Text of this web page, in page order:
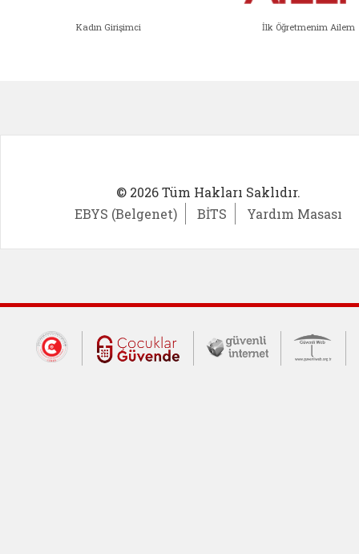
Kadın Girişimci İlk Öğretmenim Ailem
© 2026 Tüm Hakları Saklıdır.
EBYS (Belgenet)
BİTS Yardım Masası
Dış Bağlantılar
Cumhurbaşkanlığı İletişim Merkezi
Çocuklar Güvende (yeni
Güvenli